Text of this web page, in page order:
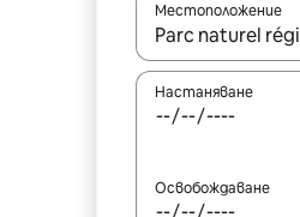
Местоположение
Когато
Настаняване
Освобождаване